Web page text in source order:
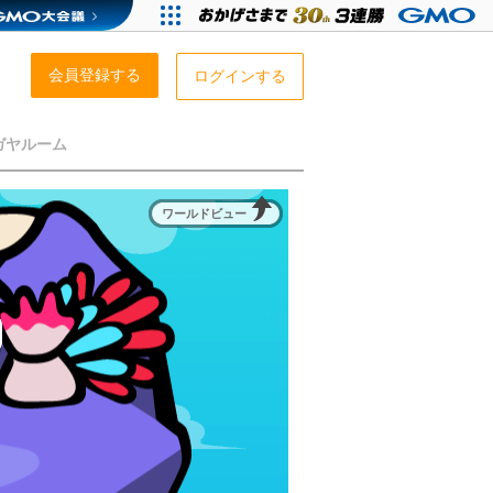
会員登録する ログインする
ヤルーム
ワールドビュー